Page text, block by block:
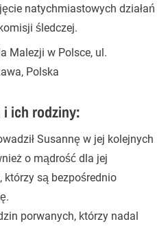
natychmiastowych działań
śledczej.
Malezji w Polsce, ul.
Polska
i ich rodziny:
Susannę w jej kolejnych
o mądrość dla jej
są bezpośrednio
porwanych, którzy nadal